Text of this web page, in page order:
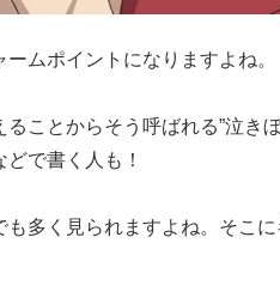
ムポイントになりますよね。
ことからそう呼ばれる”泣き
で書く人も！
多く見られますよね。そこ